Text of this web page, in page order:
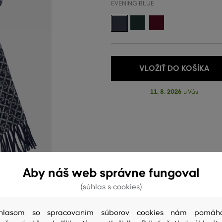
EVENING BLUE
VLOŽIŤ DO KOŠÍKA
11. 8. 2026 u Vás
Aby náš web správne fungoval
(súhlas s cookies)
so spracovaním súborov cookies nám